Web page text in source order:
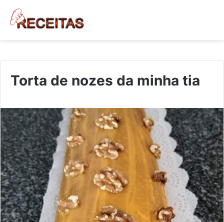
Torta de nozes da minha tia